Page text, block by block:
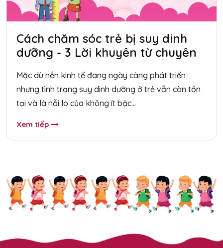
Cách chăm sóc trẻ bị suy dinh
dưỡng - 3 Lời khuyên từ chuyên
Mặc dù nền kinh tế đang ngày càng phát triển
nhưng tình trạng suy dinh dưỡng ở trẻ vẫn còn tồn
tại và là nỗi lo của không ít bậc...
Xem tiếp